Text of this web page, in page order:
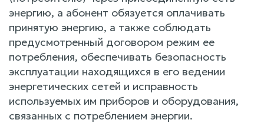
энергию, а абонент обязуется оплачивать
принятую энергию, а также соблюдать
предусмотренный договором режим ее
потребления, обеспечивать безопасность
эксплуатации находящихся в его ведении
энергетических сетей и исправность
используемых им приборов и оборудования,
связанных с потреблением энергии.